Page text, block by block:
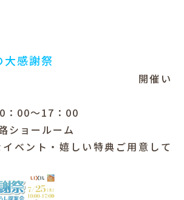
感謝祭
催い
00～17：00
ショールーム
ベント・嬉しい特典ご用意して